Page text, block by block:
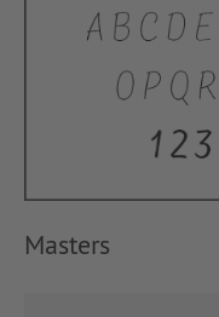
Masters